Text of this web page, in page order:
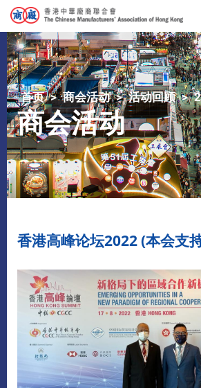
首页 商会活动 活动回顾
商会活动
香港高峰论坛2022 (本会支